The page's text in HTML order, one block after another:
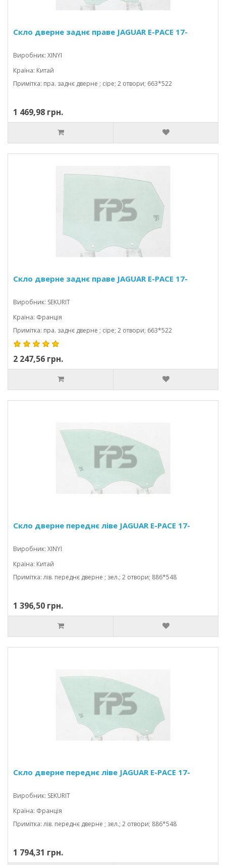
Скло дверне заднє праве JAGUAR E-PACE 17-
Виробник: XINYI
Країна: Китай
Примітка: пра. заднє дверне ; сіре; 2 отвори; 663*522
1 469,98 грн.
Скло дверне заднє праве JAGUAR E-PACE 17-
Виробник: SEKURIT
Країна: Франція
Примітка: пра. заднє дверне ; сіре; 2 отвори; 663*522
2 247,56 грн.
Скло дверне переднє ліве JAGUAR E-PACE 17-
Виробник: XINYI
Країна: Китай
Примітка: лів. переднє дверне ; зел.; 2 отвори; 886*548
1 396,50 грн.
Скло дверне переднє ліве JAGUAR E-PACE 17-
Виробник: SEKURIT
Країна: Франція
Примітка: лів. переднє дверне ; зел.; 2 отвори; 886*548
1 794,31 грн.